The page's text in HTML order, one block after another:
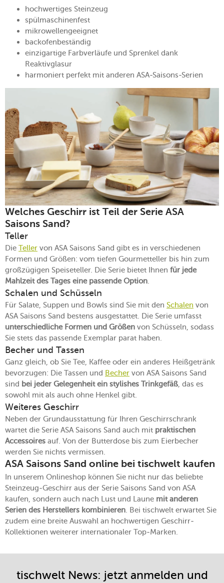
hochwertiges Steinzeug
spülmaschinenfest
mikrowellengeeignet
backofenbeständig
einzigartige Farbverläufe und Sprenkel dank
Reaktivglasur
harmoniert perfekt mit anderen ASA-Saisons-Serien
Welches Geschirr ist Teil der Serie ASA
Saisons Sand?
Teller
Die Teller von ASA Saisons Sand gibt es in verschiedenen
Formen und Größen: vom tiefen Gourmetteller bis hin zum
großzügigen Speiseteller. Die Serie bietet Ihnen für jede
Mahlzeit des Tages eine passende Option.
Schalen und Schüsseln
Für Salate, Suppen und Bowls sind Sie mit den Schalen von
ASA Saisons Sand bestens ausgestattet. Die Serie umfasst
unterschiedliche Formen und Größen von Schüsseln, sodass
Sie stets das passende Exemplar parat haben.
Becher und Tassen
Ganz gleich, ob Sie Tee, Kaffee oder ein anderes Heißgetränk
bevorzugen: Die Tassen und Becher von ASA Saisons Sand
sind bei jeder Gelegenheit ein stylishes Trinkgefäß, das es
sowohl mit als auch ohne Henkel gibt.
Weiteres Geschirr
Neben der Grundausstattung für Ihren Geschirrschrank
wartet die Serie ASA Saisons Sand auch mit praktischen
Accessoires auf. Von der Butterdose bis zum Eierbecher
werden Sie nichts vermissen.
ASA Saisons Sand online bei tischwelt kaufen
In unserem Onlineshop können Sie nicht nur das beliebte
Steinzeug-Geschirr aus der Serie Saisons Sand von ASA
kaufen, sondern auch nach Lust und Laune mit anderen
Serien des Herstellers kombinieren. Bei tischwelt erwartet Sie
zudem eine breite Auswahl an hochwertigen Geschirr-
Kollektionen weiterer internationaler Top-Marken.
tischwelt News: jetzt anmelden und